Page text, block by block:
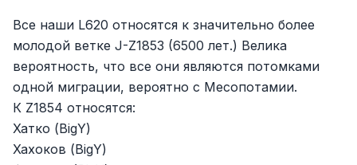
Все наши L620 относятся к значительно более
молодой ветке J-Z1853 (6500 лет.) Велика
вероятность, что все они являются потомками
одной миграции, вероятно с Месопотамии.
К Z1854 относятся:
Хатко (BigY)
Хахоков (BigY)